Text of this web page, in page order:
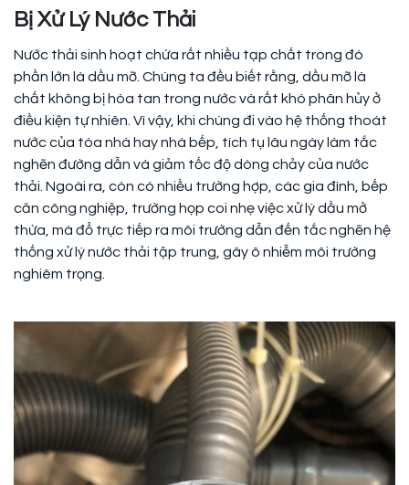
Bị Xử Lý Nước Thải
Nước thải sinh hoạt chứa rất nhiều tạp chất trong đó
phần lớn là dầu mỡ. Chúng ta đều biết rằng, dầu mỡ là
chất không bị hòa tan trong nước và rất khó phân hủy ở
điều kiện tự nhiên. Vì vậy, khi chúng đi vào hệ thống thoát
nước của tòa nhà hay nhà bếp, tích tụ lâu ngày làm tắc
nghẽn đường dẫn và giảm tốc độ dòng chảy của nước
thải. Ngoài ra, còn có nhiều trường hợp, các gia đình, bếp
căn công nghiệp, trường họp coi nhẹ việc xử lý dầu mở
thừa, mà đổ trực tiếp ra môi trường dẫn đến tắc nghẽn hệ
thống xử lý nước thải tập trung, gây ô nhiễm môi trường
nghiêm trọng.